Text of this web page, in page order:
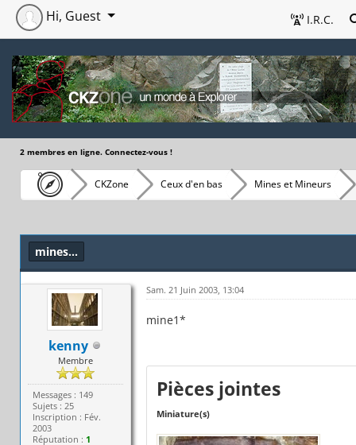
I.R.C.
Hi, Guest
2 membres en ligne. Connectez-vous !
CKZone Ceux d'en bas Mines et Mineurs
mines...
kenny
Membre
Messages : 149
Sujets : 25
Inscription : Fév.
2003
Réputation : 1
Sam. 21 Juin 2003, 13:04
mine1*
Pièces jointes
Miniature(s)